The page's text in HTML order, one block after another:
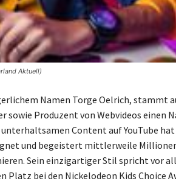
Aktuell)
Namen Torge Oelrich, stammt
sowie Produzent von Webvideos einen
Content auf YouTube
und begeistert mittlerweile
Sein einzigartiger Stil spricht vor
Platz bei den Nickelodeon Kids Choice